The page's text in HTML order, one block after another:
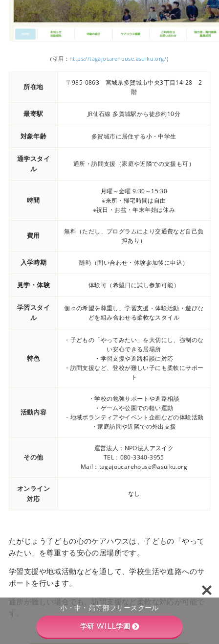
（引用： https://tagajocarehouse.asuiku.org/）
所在地
〒985-0863 宮城県多賀城市中央3丁目14-28 2
階
最寄駅 JR仙石線 多賀城駅から徒歩約10分
対象年齢 多賀城市に居住する小・中学生
通学スタイ
ル
通所・訪問支援（家庭や近隣での支援も可）
時間
月曜～金曜 9:30～15:30
※来所・帰宅時間は自由
※祝日・お盆・年末年始は休み
費用
無料（ただし、プログラムにより交通費など自己負
担あり）
入学時期 随時（問い合わせ・体験参加後に申込）
見学・体験 体験可（希望日に試し参加可能）
学習スタイ
ル
個々の希望を尊重し、学習支援・体験活動・遊びな
どを組み合わせる柔軟なスタイル
特色
・子どもの「やってみたい」を大切にし、強制のな
い安心できる居場所
・学習支援や進路相談に対応
・訪問支援など、登校が難しい子にも柔軟にサポー
ト
活動内容
・学校の勉強サポートや進路相談
・ゲームや公園での軽い運動
・地域ボランティアやイベント企画などの体験活動
・家庭訪問や近隣での外出支援
その他
運営法人：NPO法人アスイク
TEL：080-3340-3955
Mail：tagajoucarehouse@asuiku.org
オンライン
対応
なし
たがじょう子どもの心のケアハウスは、子どもの「やって
みたい」を尊重する安心の居場所です。
学習支援や地域活動などを通して、学校生活や進路へのサ
ポートを行います。
通所が難しい場合でも、訪問支援など柔軟な対応が可能で
す。
小・中・高等部フリースクール
学研 WILL学園